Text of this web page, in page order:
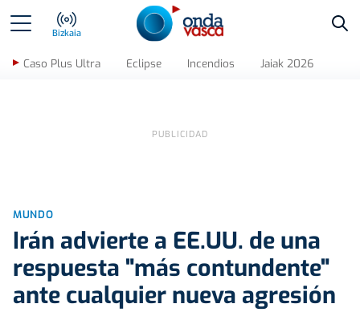
Bizkaia
Caso Plus Ultra Eclipse Incendios Jaiak 2026
MUNDO
Irán advierte a EE.UU. de una
respuesta "más contundente"
ante cualquier nueva agresión